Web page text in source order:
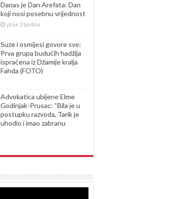
Danas je Dan Arefata: Dan
koji nosi posebnu vrijednost
prije 2 tjedna
Suze i osmijesi govore sve:
Prva grupa budućih hadžija
ispraćena iz Džamije kralja
Fahda (FOTO)
Advokatica ubijene Elme
Godinjak-Prusac: “Bila je u
postupku razvoda, Tarik je
uhodio i imao zabranu